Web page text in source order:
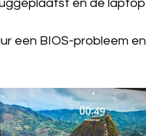
en de laptop
een BIOS-probleem en